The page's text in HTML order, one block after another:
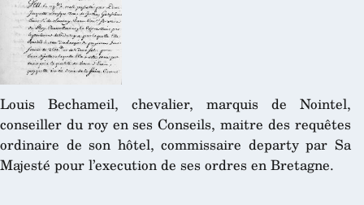
Louis Bechameil, chevalier, marquis de Nointel,
conseiller du roy en ses Conseils, maitre des requêtes
ordinaire de son hôtel, commissaire departy par Sa
Majesté pour l’execution de ses ordres en Bretagne.